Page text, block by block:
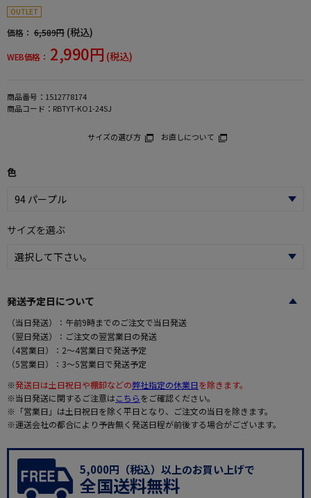
OUTLET
価格： 6,589円 (税込)
WEB価格： 2,990円 (税込)
商品番号： 1512778174
商品コード： RBTYT-KO1-24SJ
サイズの選び方 お直しについて
色
サイズを選ぶ
発送予定日について
（当日発送）：午前9時までのご注文で当日発送
（翌日発送）：ご注文の翌営業日の発送
（4営業日）：2～4営業日で発送予定
（5営業日）：3～5営業日で発送予定
※発送日は土日祝日や棚卸などの弊社指定の休業日を除きます。
※当日発送に関するご注意はこちらをご確認ください。
※「営業日」は土日祝日を除く平日となり、ご注文の当日を除きます。
※運送会社の都合により予告無く発送日程が前後する場合がございます。
5,000円（税込）以上のお買い上げで
全国送料無料